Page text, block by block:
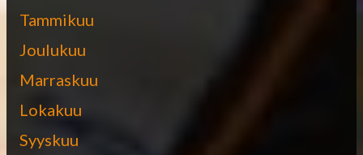
Tammikuu
Joulukuu
Marraskuu
Lokakuu
Syyskuu